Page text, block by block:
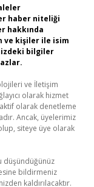
haber niteliği
hakkında
ve kişiler ile isim
bilgiler
ve İletişim
olarak hizmet
olarak denetleme
Ancak, üyelerimiz
siteye üye olarak
düşündüğünüz
bildirmeniz
kaldırılacaktır.